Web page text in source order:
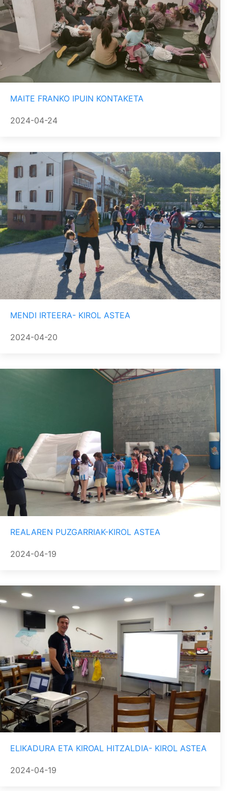
MAITE FRANKO IPUIN KONTAKETA
2024-04-24
MENDI IRTEERA- KIROL ASTEA
2024-04-20
REALAREN PUZGARRIAK-KIROL ASTEA
2024-04-19
ELIKADURA ETA KIROAL HITZALDIA- KIROL ASTEA
2024-04-19